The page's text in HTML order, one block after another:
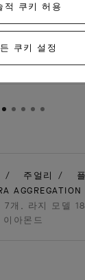
이아몬드
주얼리
AGGREGATION
7개, 라지 모델
이아몬드
적 쿠키 허용
쿠키 설정